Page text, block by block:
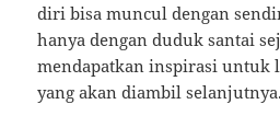
diri bisa muncul dengan
hanya dengan duduk santai
mendapatkan inspirasi untuk
yang akan diambil selanjutnya.